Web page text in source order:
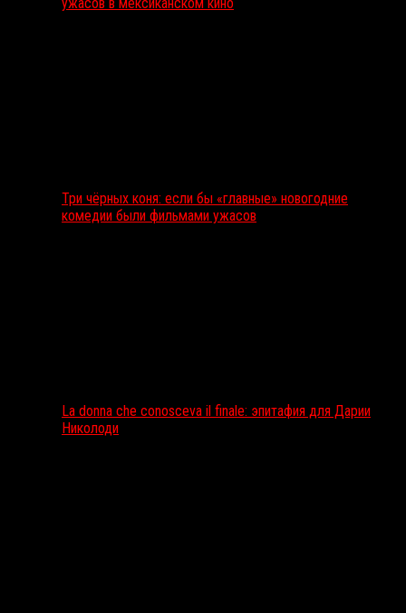
Три чёрных коня: если бы «главные» новогодние
комедии были фильмами ужасов
La donna che conosceva il finale: эпитафия для Дарии
Николоди